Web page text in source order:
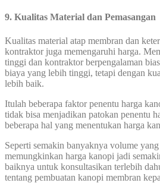
9. Kualitas Material dan Pemasangan
Kualitas material atap membran dan
kontraktor juga memengaruhi harga.
tinggi dan kontraktor berpengalaman
biaya yang lebih tinggi, tetapi dengan
lebih baik.
Itulah beberapa faktor penentu harga
tidak bisa menjadikan patokan penentu
beberapa hal yang menentukan harga
Seperti semakin banyaknya volume
memungkinkan harga kanopi jadi
baiknya untuk konsultasikan terlebih
tentang pembuatan kanopi membran